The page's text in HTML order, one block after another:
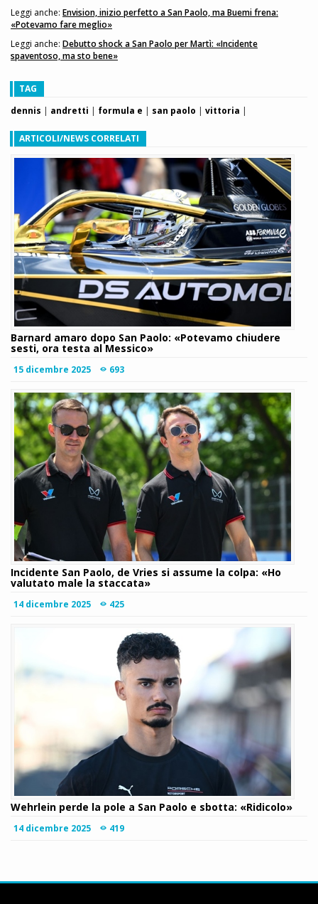
Leggi anche: Envision, inizio perfetto a San Paolo, ma Buemi frena:
«Potevamo fare meglio»
Leggi anche: Debutto shock a San Paolo per Martì: «Incidente
spaventoso, ma sto bene»
TAG
dennis | andretti | formula e | san paolo | vittoria |
ARTICOLI/NEWS CORRELATI
Barnard amaro dopo San Paolo: «Potevamo chiudere
sesti, ora testa al Messico»
15 dicembre 2025 693
Incidente San Paolo, de Vries si assume la colpa: «Ho
valutato male la staccata»
14 dicembre 2025 425
Wehrlein perde la pole a San Paolo e sbotta: «Ridicolo»
14 dicembre 2025 419